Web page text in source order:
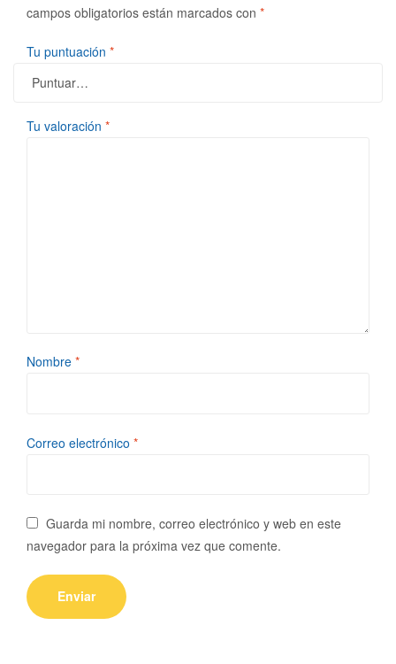
campos obligatorios están marcados con *
Tu puntuación *
Tu valoración *
Nombre *
Correo electrónico *
Guarda mi nombre, correo electrónico y web en este
navegador para la próxima vez que comente.